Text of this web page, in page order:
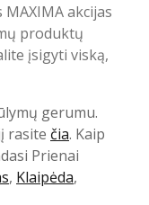
akcijas
produktų
įsigyti viską,
gerumu.
rasite čia. Kaip
Prienai
, Klaipėda,